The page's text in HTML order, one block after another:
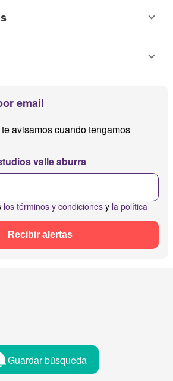
email
avisamos cuando tengamos
valle aburra
los términos y condiciones y la política
Recibir alertas
Guardar búsqueda